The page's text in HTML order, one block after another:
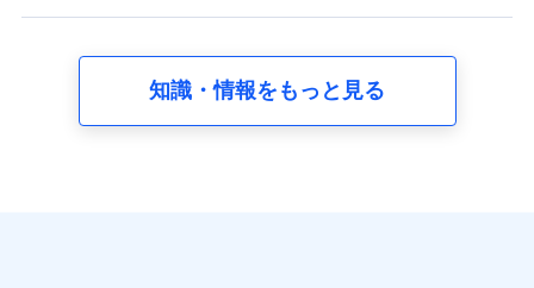
の内容、保険料、保険料のお支払方法、車のメーカーや
走行距離などの情報、建物の構造や築年数などの情報、
知識・情報をもっと見る